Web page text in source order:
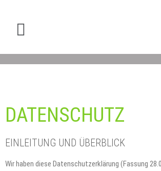
DATENSCHUTZ
EINLEITUNG UND ÜBERBLICK
Wir haben diese Datenschutzerklärung (Fassung